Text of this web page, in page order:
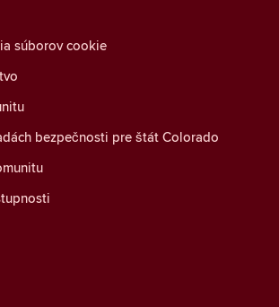
súborov cookie
bezpečnosti pre štát Colorado